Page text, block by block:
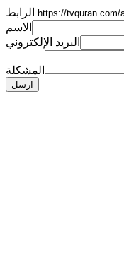
الرابط
الاسم
البريد الإلكتروني
المشكلة
ارسل